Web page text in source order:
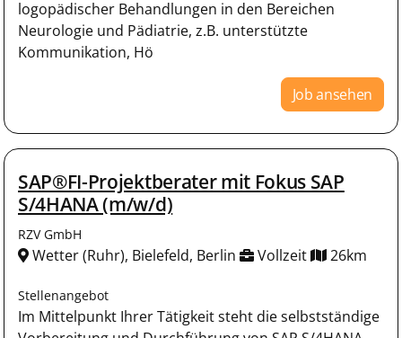
logopädischer Behandlungen in den Bereichen
Neurologie und Pädiatrie, z.B. unterstützte
Kommunikation, Hö
Job ansehen
SAP®FI-Projektberater mit Fokus SAP
S/4HANA (m/w/d)
RZV GmbH
Wetter (Ruhr), Bielefeld, Berlin Vollzeit 26km
Stellenangebot
Im Mittelpunkt Ihrer Tätigkeit steht die selbstständige